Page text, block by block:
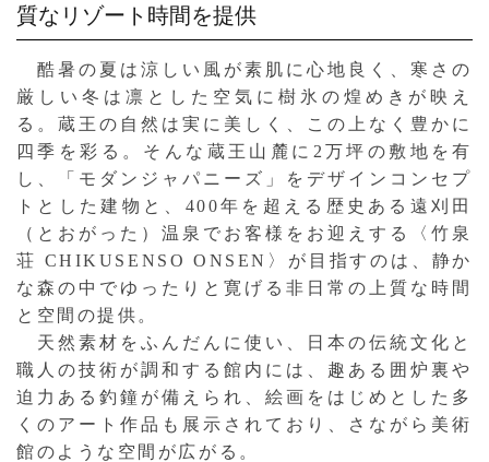
質なリゾート時間を提供
酷暑の夏は涼しい風が素肌に心地良く、寒さの
厳しい冬は凛とした空気に樹氷の煌めきが映え
る。蔵王の自然は実に美しく、この上なく豊かに
四季を彩る。そんな蔵王山麓に2万坪の敷地を有
し、「モダンジャパニーズ」をデザインコンセプ
トとした建物と、400年を超える歴史ある遠刈田
（とおがった）温泉でお客様をお迎えする〈竹泉
荘 CHIKUSENSO ONSEN〉が目指すのは、静か
な森の中でゆったりと寛げる非日常の上質な時間
と空間の提供。
天然素材をふんだんに使い、日本の伝統文化と
職人の技術が調和する館内には、趣ある囲炉裏や
迫力ある釣鐘が備えられ、絵画をはじめとした多
くのアート作品も展示されており、さながら美術
館のような空間が広がる。